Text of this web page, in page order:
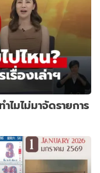
ไมไม่มาจัดรายการ